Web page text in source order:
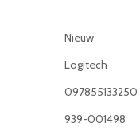
Nieuw
Logitech
097855133250
939-001498